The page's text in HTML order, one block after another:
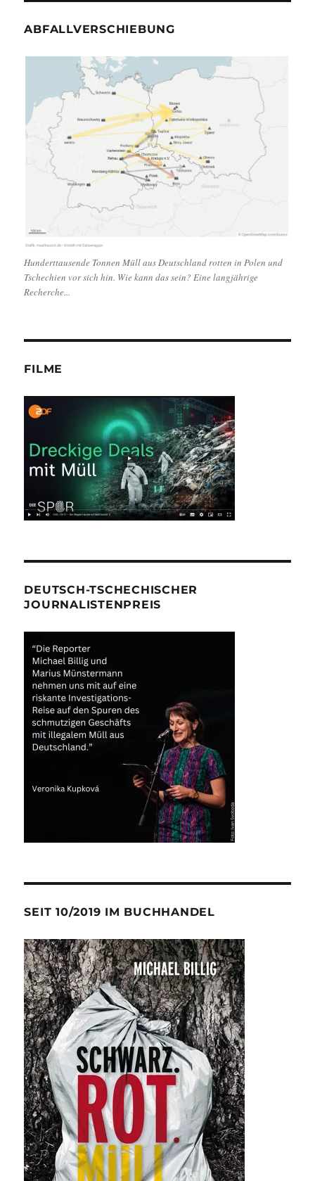
ABFALLVERSCHIEBUNG
Hunderttausende Tonnen Müll aus Deutschland rotten in Polen und
Tschechien vor sich hin. Wie kann das sein? Eine langjährige
Recherche...
FILME
DEUTSCH-TSCHECHISCHER
JOURNALISTENPREIS
SEIT 10/2019 IM BUCHHANDEL